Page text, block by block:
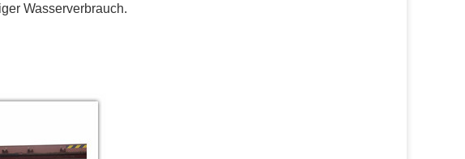
Wasserverbrauch.